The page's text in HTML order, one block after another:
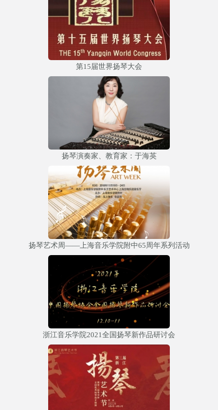
第15届世界扬琴大会
扬琴演奏家、教育家：于海英
扬琴艺术周——上海音乐学院附中65周年系列活动
浙江音乐学院2021全国扬琴新作品研讨会